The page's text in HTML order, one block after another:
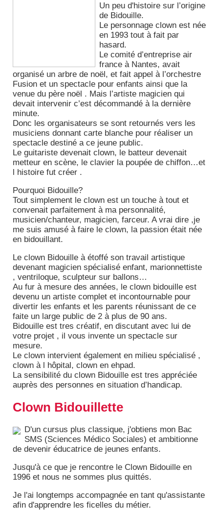
Un peu d'histoire sur l’origine
de Bidouille.
Le personnage clown est née
en 1993 tout à fait par
hasard.
Le comité d’entreprise air
france à Nantes, avait
organisé un arbre de noël, et fait appel à l’orchestre
Fusion et un spectacle pour enfants ainsi que la
venue du père noël . Mais l’artiste magicien qui
devait intervenir c’est décommandé à la dernière
minute.
Donc les organisateurs se sont retournés vers les
musiciens donnant carte blanche pour réaliser un
spectacle destiné a ce jeune public.
Le guitariste devenait clown, le batteur devenait
metteur en scène, le clavier la poupée de chiffon…et
l histoire fut créer .
Pourquoi Bidouille?
Tout simplement le clown est un touche à tout et
convenait parfaitement à ma personnalité,
musicien/chanteur, magicien, farceur. A vrai dire ,je
me suis amusé à faire le clown, la passion était née
en bidouillant.
Le clown Bidouille à étoffé son travail artistique
devenant magicien spécialisé enfant, marionnettiste
, ventriloque, sculpteur sur ballons…
Au fur à mesure des années, le clown bidouille est
devenu un artiste complet et incontournable pour
divertir les enfants et les parents réunissant de ce
faite un large public de 2 à plus de 90 ans.
Bidouille est tres créatif, en discutant avec lui de
votre projet , il vous invente un spectacle sur
mesure.
Le clown intervient également en milieu spécialisé ,
clown à l hôpital, clown en ehpad.
La sensibilité du clown Bidouille est tres appréciée
auprès des personnes en situation d’handicap.
Clown Bidouillette
D'un cursus plus classique, j'obtiens mon Bac
SMS (Sciences Médico Sociales) et ambitionne
de devenir éducatrice de jeunes enfants.
Jusqu'à ce que je rencontre le Clown Bidouille en
1996 et nous ne sommes plus quittés.
Je l'ai longtemps accompagnée en tant qu'assistante
afin d'apprendre les ficelles du métier.